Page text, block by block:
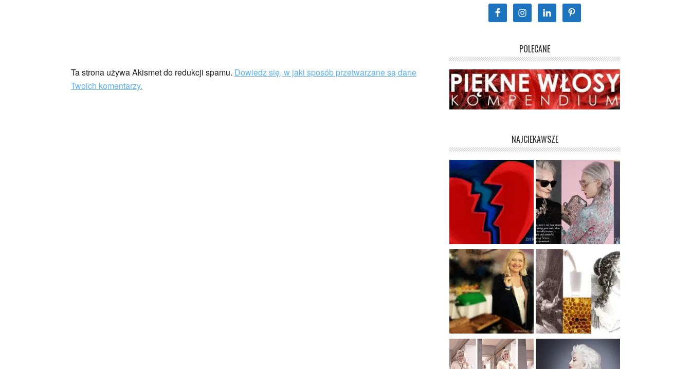
Ta strona używa Akismet do redukcji spamu. Dowiedz się, w jaki sposób przetwarzane są dane
Twoich komentarzy.
POLECANE
NAJCIEKAWSZE